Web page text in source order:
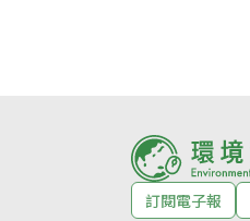
訂閱電子報